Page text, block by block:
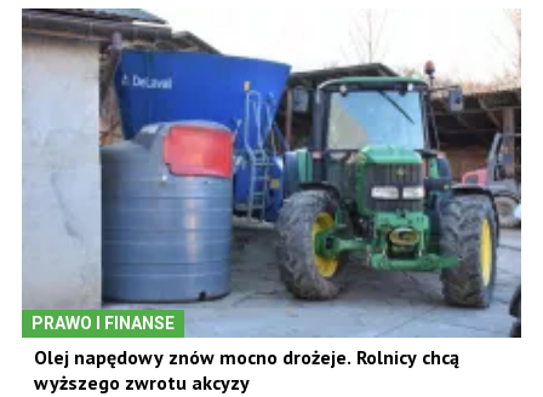
PRAWO I FINANSE
Olej napędowy znów mocno drożeje. Rolnicy chcą
wyższego zwrotu akcyzy